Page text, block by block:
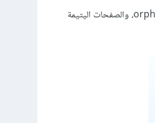
هذا ليس كل شيء، إذ لن يكون للطرف "B" من الاختبار أي ارتباطٍ في النطاق Domain، ممّا يعني أنها ستكون صفحةً يتيمةً orphan page، والصفحات اليتيمة